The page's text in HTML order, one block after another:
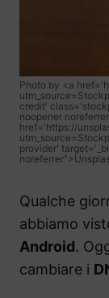
Photo by <a
credit'
noopener
href='https://
provider'
Qualche
abbiamo
Android.
cambiare i